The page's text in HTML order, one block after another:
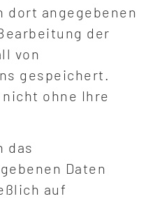
dort angegebenen
der
von
gespeichert.
ohne Ihre
das
Daten
auf